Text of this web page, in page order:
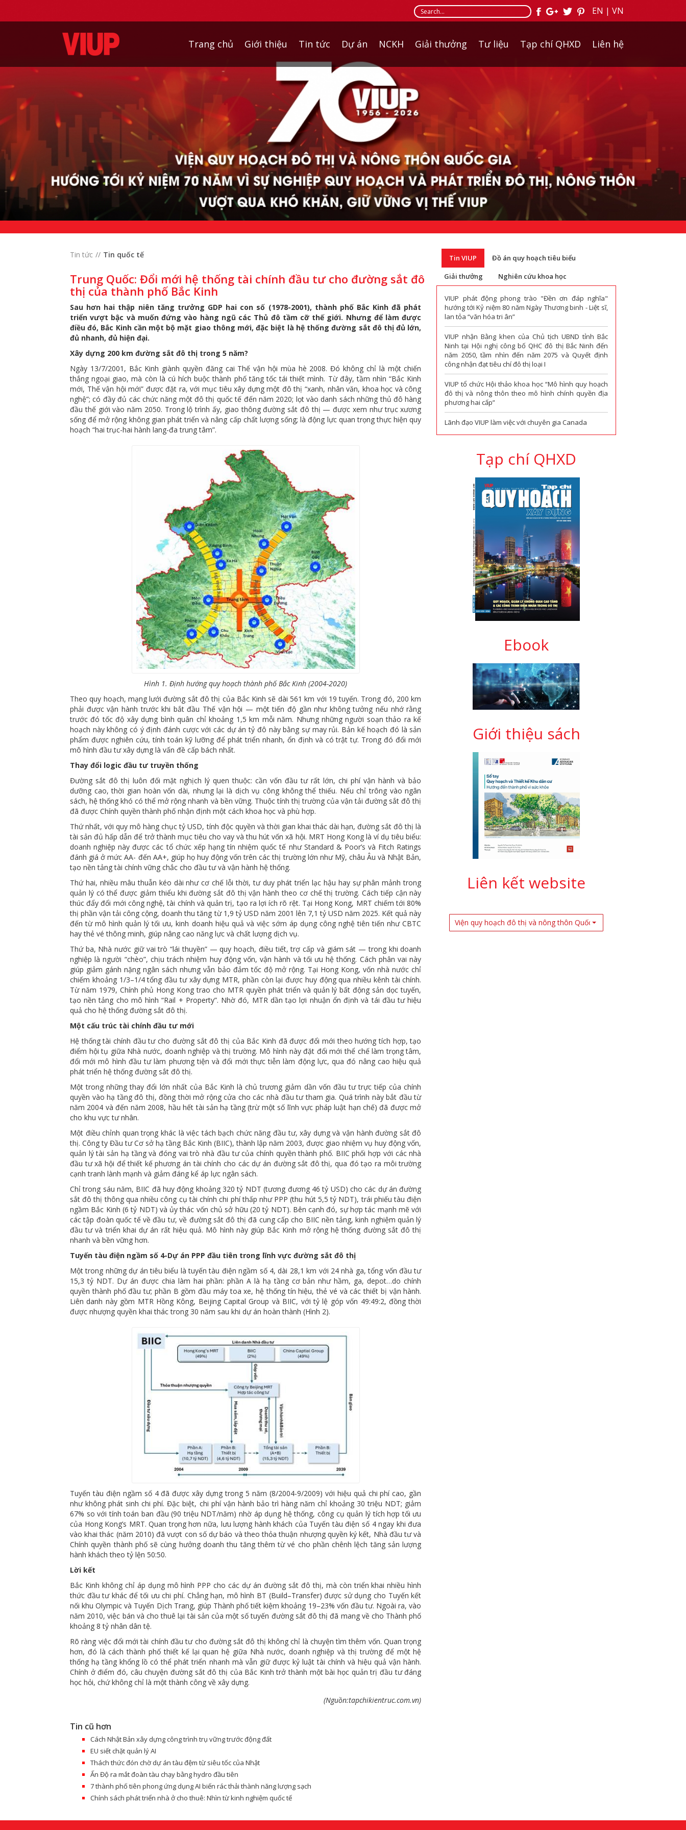
EN | VN
Trang chủ Giới thiệu Tin tức Dự án NCKH Giải thưởng Tư liệu Tạp chí QHXD Liên hệ
Tin tức Tin quốc tế
Trung Quốc: Đổi mới hệ thống tài chính đầu tư cho đường sắt đô
thị của thành phố Bắc Kinh
Sau hơn hai thập niên tăng trưởng GDP hai con số (1978-2001), thành phố Bắc Kinh đã phát
triển vượt bậc và muốn đứng vào hàng ngũ các Thủ đô tầm cỡ thế giới. Nhưng để làm được
điều đó, Bắc Kinh cần một bộ mặt giao thông mới, đặc biệt là hệ thống đường sắt đô thị đủ lớn,
đủ nhanh, đủ hiện đại.
Xây dựng 200 km đường sắt đô thị trong 5 năm?
Ngày 13/7/2001, Bắc Kinh giành quyền đăng cai Thế vận hội mùa hè 2008. Đó không chỉ là một chiến
thắng ngoại giao, mà còn là cú hích buộc thành phố tăng tốc tái thiết mình. Từ đây, tầm nhìn “Bắc Kinh
mới, Thế vận hội mới” được đặt ra, với mục tiêu xây dựng một đô thị “xanh, nhân văn, khoa học và công
nghệ”; có đầy đủ các chức năng một đô thị quốc tế đến năm 2020; lọt vào danh sách những thủ đô hàng
đầu thế giới vào năm 2050. Trong lộ trình ấy, giao thông đường sắt đô thị — được xem như trục xương
sống để mở rộng không gian phát triển và nâng cấp chất lượng sống; là động lực quan trọng thực hiện quy
hoạch “hai trục-hai hành lang-đa trung tâm”.
Hình 1. Định hướng quy hoạch thành phố Bắc Kinh (2004-2020)
Theo quy hoạch, mạng lưới đường sắt đô thị của Bắc Kinh sẽ dài 561 km với 19 tuyến. Trong đó, 200 km
phải được vận hành trước khi bắt đầu Thế vận hội — một tiến độ gần như không tưởng nếu nhớ rằng
trước đó tốc độ xây dựng bình quân chỉ khoảng 1,5 km mỗi năm. Nhưng những người soạn thảo ra kế
hoạch này không có ý định đánh cược với các dự án tỷ đô này bằng sự may rủi. Bản kế hoạch đó là sản
phẩm được nghiên cứu, tính toán kỹ lưỡng để phát triển nhanh, ổn định và có trật tự. Trong đó đổi mới
mô hình đầu tư xây dựng là vấn đề cấp bách nhất.
Thay đổi logic đầu tư truyền thống
Đường sắt đô thị luôn đối mặt nghịch lý quen thuộc: cần vốn đầu tư rất lớn, chi phí vận hành và bảo
dưỡng cao, thời gian hoàn vốn dài, nhưng lại là dịch vụ công không thể thiếu. Nếu chỉ trông vào ngân
sách, hệ thống khó có thể mở rộng nhanh và bền vững. Thuộc tính thị trường của vận tải đường sắt đô thị
đã được Chính quyền thành phố nhận định một cách khoa học và phù hợp.
Thứ nhất, với quy mô hàng chục tỷ USD, tính độc quyền và thời gian khai thác dài hạn, đường sắt đô thị là
tài sản đủ hấp dẫn để trở thành mục tiêu cho vay và thu hút vốn xã hội. MRT Hong Kong là ví dụ tiêu biểu:
doanh nghiệp này được các tổ chức xếp hạng tín nhiệm quốc tế như Standard & Poor’s và Fitch Ratings
đánh giá ở mức AA- đến AA+, giúp họ huy động vốn trên các thị trường lớn như Mỹ, châu Âu và Nhật Bản,
tạo nền tảng tài chính vững chắc cho đầu tư và vận hành hệ thống.
Thứ hai, nhiều mâu thuẫn kéo dài như cơ chế lỗi thời, tư duy phát triển lạc hậu hay sự phân mảnh trong
quản lý có thể được giảm thiểu khi đường sắt đô thị vận hành theo cơ chế thị trường. Cách tiếp cận này
thúc đẩy đổi mới công nghệ, tài chính và quản trị, tạo ra lợi ích rõ rệt. Tại Hong Kong, MRT chiếm tới 80%
thị phần vận tải công cộng, doanh thu tăng từ 1,9 tỷ USD năm 2001 lên 7,1 tỷ USD năm 2025. Kết quả này
đến từ mô hình quản lý tối ưu, kinh doanh hiệu quả và việc sớm áp dụng công nghệ tiên tiến như CBTC
hay thẻ vé thông minh, giúp nâng cao năng lực và chất lượng dịch vụ.
Thứ ba, Nhà nước giữ vai trò “lái thuyền” — quy hoạch, điều tiết, trợ cấp và giám sát — trong khi doanh
nghiệp là người “chèo”, chịu trách nhiệm huy động vốn, vận hành và tối ưu hệ thống. Cách phân vai này
giúp giảm gánh nặng ngân sách nhưng vẫn bảo đảm tốc độ mở rộng. Tại Hong Kong, vốn nhà nước chỉ
chiếm khoảng 1/3–1/4 tổng đầu tư xây dựng MTR, phần còn lại được huy động qua nhiều kênh tài chính.
Từ năm 1979, Chính phủ Hong Kong trao cho MTR quyền phát triển và quản lý bất động sản dọc tuyến,
tạo nền tảng cho mô hình “Rail + Property”. Nhờ đó, MTR dần tạo lợi nhuận ổn định và tái đầu tư hiệu
quả cho hệ thống đường sắt đô thị.
Một cấu trúc tài chính đầu tư mới
Hệ thống tài chính đầu tư cho đường sắt đô thị của Bắc Kinh đã được đổi mới theo hướng tích hợp, tạo
điểm hội tụ giữa Nhà nước, doanh nghiệp và thị trường. Mô hình này đặt đổi mới thể chế làm trọng tâm,
đổi mới mô hình đầu tư làm phương tiện và đổi mới thực tiễn làm động lực, qua đó nâng cao hiệu quả
phát triển hệ thống đường sắt đô thị.
Một trong những thay đổi lớn nhất của Bắc Kinh là chủ trương giảm dần vốn đầu tư trực tiếp của chính
quyền vào hạ tầng đô thị, đồng thời mở rộng cửa cho các nhà đầu tư tham gia. Quá trình này bắt đầu từ
năm 2004 và đến năm 2008, hầu hết tài sản hạ tầng (trừ một số lĩnh vực pháp luật hạn chế) đã được mở
cho khu vực tư nhân.
Một điều chỉnh quan trọng khác là việc tách bạch chức năng đầu tư, xây dựng và vận hành đường sắt đô
thị. Công ty Đầu tư Cơ sở hạ tầng Bắc Kinh (BIIC), thành lập năm 2003, được giao nhiệm vụ huy động vốn,
quản lý tài sản hạ tầng và đóng vai trò nhà đầu tư của chính quyền thành phố. BIIC phối hợp với các nhà
đầu tư xã hội để thiết kế phương án tài chính cho các dự án đường sắt đô thị, qua đó tạo ra môi trường
cạnh tranh lành mạnh và giảm đáng kể áp lực ngân sách.
Chỉ trong sáu năm, BIIC đã huy động khoảng 320 tỷ NDT (tương đương 46 tỷ USD) cho các dự án đường
sắt đô thị thông qua nhiều công cụ tài chính chi phí thấp như PPP (thu hút 5,5 tỷ NDT), trái phiếu tàu điện
ngầm Bắc Kinh (6 tỷ NDT) và ủy thác vốn chủ sở hữu (20 tỷ NDT). Bên cạnh đó, sự hợp tác mạnh mẽ với
các tập đoàn quốc tế về đầu tư, về đường sắt đô thị đã cung cấp cho BIIC nền tảng, kinh nghiệm quản lý
đầu tư và triển khai dự án rất hiệu quả. Mô hình này giúp Bắc Kinh mở rộng hệ thống đường sắt đô thị
nhanh và bền vững hơn.
Tuyến tàu điện ngầm số 4-Dự án PPP đầu tiên trong lĩnh vực đường sắt đô thị
Một trong những dự án tiêu biểu là tuyến tàu điện ngầm số 4, dài 28,1 km với 24 nhà ga, tổng vốn đầu tư
15,3 tỷ NDT. Dự án được chia làm hai phần: phần A là hạ tầng cơ bản như hầm, ga, depot…do chính
quyền thành phố đầu tư; phần B gồm đầu máy toa xe, hệ thống tín hiệu, thẻ vé và các thiết bị vận hành.
Liên danh này gồm MTR Hồng Kông, Beijing Capital Group và BIIC, với tỷ lệ góp vốn 49:49:2, đồng thời
được nhượng quyền khai thác trong 30 năm sau khi dự án hoàn thành (Hình 2).
Tuyến tàu điện ngầm số 4 đã được xây dựng trong 5 năm (8/2004-9/2009) với hiệu quả chi phí cao, gần
như không phát sinh chi phí. Đặc biệt, chi phí vận hành bảo trì hàng năm chỉ khoảng 30 triệu NDT; giảm
67% so với tính toán ban đầu (90 triệu NDT/năm) nhờ áp dụng hệ thống, công cụ quản lý tích hợp tối ưu
của Hong Kong’s MRT. Quan trọng hơn nữa, lưu lượng hành khách của Tuyến tàu điện số 4 ngay khi đưa
vào khai thác (năm 2010) đã vượt con số dự báo và theo thỏa thuận nhượng quyền ký kết, Nhà đầu tư và
Chính quyền thành phố sẽ cùng hưởng doanh thu tăng thêm từ vé cho phần chênh lệch tăng sản lượng
hành khách theo tỷ lện 50:50.
Lời kết
Bắc Kinh không chỉ áp dụng mô hình PPP cho các dự án đường sắt đô thị, mà còn triển khai nhiều hình
thức đầu tư khác để tối ưu chi phí. Chẳng hạn, mô hình BT (Build–Transfer) được sử dụng cho Tuyến kết
nối khu Olympic và Tuyến Dịch Trang, giúp Thành phố tiết kiệm khoảng 19–23% vốn đầu tư. Ngoài ra, vào
năm 2010, việc bán và cho thuê lại tài sản của một số tuyến đường sắt đô thị đã mang về cho Thành phố
khoảng 8 tỷ nhân dân tệ.
Rõ ràng việc đổi mới tài chính đầu tư cho đường sắt đô thị không chỉ là chuyện tìm thêm vốn. Quan trọng
hơn, đó là cách thành phố thiết kế lại quan hệ giữa Nhà nước, doanh nghiệp và thị trường để một hệ
thống hạ tầng khổng lồ có thể phát triển nhanh mà vẫn giữ được kỷ luật tài chính và hiệu quả vận hành.
Chính ở điểm đó, câu chuyện đường sắt đô thị của Bắc Kinh trở thành một bài học quản trị đầu tư đáng
học hỏi, chứ không chỉ là một thành công về xây dựng.
(Nguồn:tapchikientruc.com.vn)
Tin cũ hơn
Cách Nhật Bản xây dựng công trình trụ vững trước động đất
EU siết chặt quản lý AI
Thách thức đón chờ dự án tàu đệm từ siêu tốc của Nhật
Ấn Độ ra mắt đoàn tàu chạy bằng hydro đầu tiên
7 thành phố tiên phong ứng dụng AI biến rác thải thành năng lượng sạch
Chính sách phát triển nhà ở cho thuê: Nhìn từ kinh nghiệm quốc tế
Tin VIUP
Đồ án quy hoạch tiêu biểu
Giải thưởng
Nghiên cứu khoa học
VIUP phát động phong trào "Đền ơn đáp nghĩa"
hướng tới Kỷ niệm 80 năm Ngày Thương binh - Liệt sĩ,
lan tỏa “văn hóa tri ân”
VIUP nhận Bằng khen của Chủ tịch UBND tỉnh Bắc
Ninh tại Hội nghị công bố QHC đô thị Bắc Ninh đến
năm 2050, tầm nhìn đến năm 2075 và Quyết định
công nhận đạt tiêu chí đô thị loại I
VIUP tổ chức Hội thảo khoa học “Mô hình quy hoạch
đô thị và nông thôn theo mô hình chính quyền địa
phương hai cấp”
Lãnh đạo VIUP làm việc với chuyên gia Canada
Tạp chí QHXD
Ebook
Giới thiệu sách
Liên kết website
Viện quy hoạch đô thị và nông thôn Quốc Gia